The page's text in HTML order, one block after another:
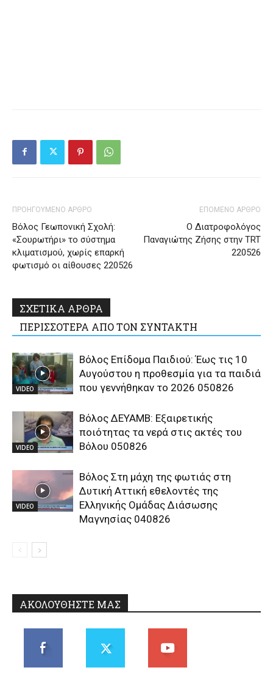
ΠΡΟΗΓΟΥΜΕΝΟ ΑΡΘΡΟ
Βόλος Γεωπονική Σχολή:
«Σουρωτήρι» το σύστημα
κλιματισμού, χωρίς επαρκή
φωτισμό οι αίθουσες 220526
ΕΠΟΜΕΝΟ ΑΡΘΡΟ
Ο Διατροφολόγος
Παναγιώτης Ζήσης στην TRT
220526
ΣΧΕΤΙΚΑ ΑΡΘΡΑ
ΠΕΡΙΣΣΟΤΕΡΑ ΑΠΟ ΤΟΝ ΣΥΝΤΑΚΤΗ
VIDEO
Βόλος Επίδομα Παιδιού: Έως τις 10
Αυγούστου η προθεσμία για τα παιδιά
που γεννήθηκαν το 2026 050826
VIDEO
Βόλος ΔΕΥΑΜΒ: Εξαιρετικής
ποιότητας τα νερά στις ακτές του
Βόλου 050826
VIDEO
Βόλος Στη μάχη της φωτιάς στη
Δυτική Αττική εθελοντές της
Ελληνικής Ομάδας Διάσωσης
Μαγνησίας 040826
ΑΚΟΛΟΥΘΗΣΤΕ ΜΑΣ